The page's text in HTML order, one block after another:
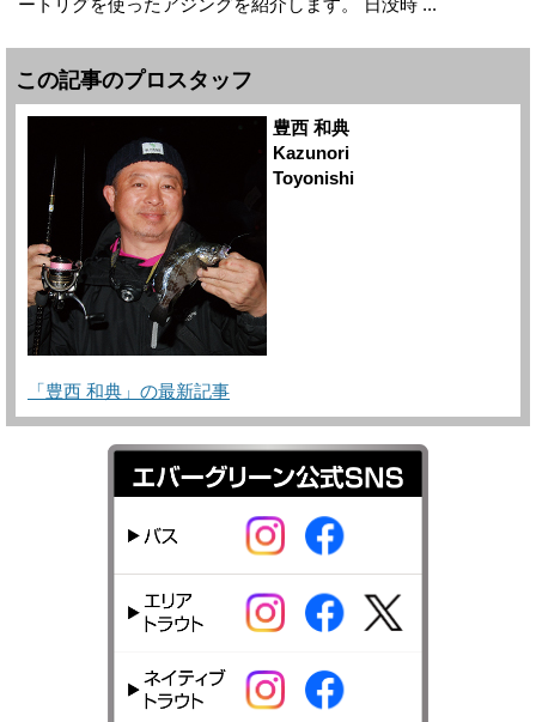
ートリグを使ったアジングを紹介します。 日没時 ...
この記事のプロスタッフ
豊西 和典
Kazunori
Toyonishi
「豊西 和典」の最新記事